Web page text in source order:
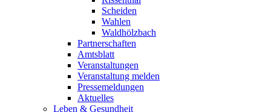
Scheiden
Wahlen
Waldhölzbach
Partnerschaften
Amtsblatt
Veranstaltungen
Veranstaltung melden
Pressemeldungen
Aktuelles
Leben & Gesundheit